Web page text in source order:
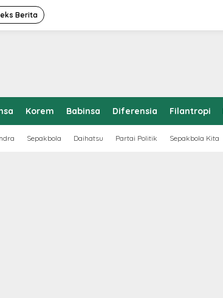
Berita
Korem Babinsa Diferensia Filantropi
Sepakbola Daihatsu Partai Politik Sepakbola Kita